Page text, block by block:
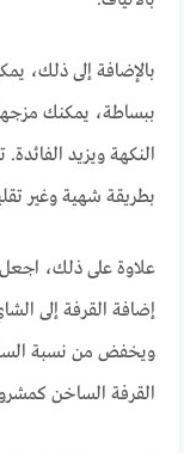
بالإضافة إلى ذلك،
ببساطة، يمكنك
النكهة ويزيد
بطريقة شهية وغير
علاوة على ذلك،
إضافة القرفة إلى
ويخفض من نسبة
القرفة الساخن